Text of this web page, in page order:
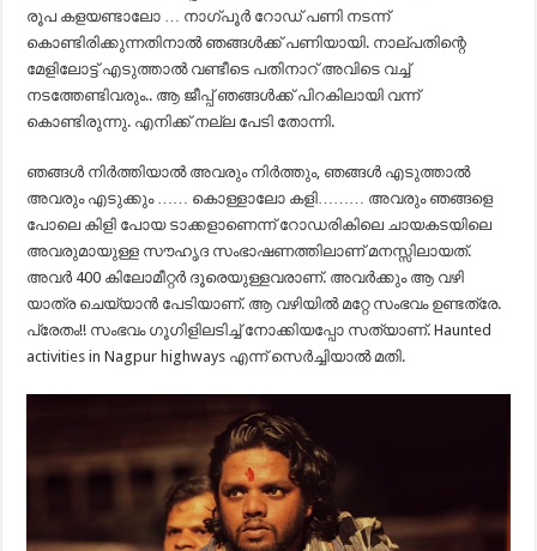
രൂപ കളയണ്ടാലോ … നാഗ്പൂർ റോഡ് പണി നടന്ന്
കൊണ്ടിരിക്കുന്നതിനാൽ ഞങ്ങൾക്ക് പണിയായി. നാല്പതിന്റെ
മേളിലോട്ട് എടുത്താൽ വണ്ടീടെ പതിനാറ് അവിടെ വച്ച്
നടത്തേണ്ടിവരും.. ആ ജീപ്പ് ഞങ്ങൾക്ക് പിറകിലായി വന്ന്
കൊണ്ടിരുന്നു. എനിക്ക് നല്ല പേടി തോന്നി.
ഞങ്ങൾ നിർത്തിയാൽ അവരും നിർത്തും, ഞങ്ങൾ എടുത്താൽ
അവരും എടുക്കും …… കൊള്ളാലോ കളി……… അവരും ഞങ്ങളെ
പോലെ കിളി പോയ ടാക്കളാണെന്ന് റോഡരികിലെ ചായകടയിലെ
അവരുമായുള്ള സൗഹൃദ സംഭാഷണത്തിലാണ് മനസ്സിലായത്.
അവർ 400 കിലോമീറ്റർ ദൂരെയുള്ളവരാണ്. അവർക്കും ആ വഴി
യാത്ര ചെയ്യാൻ പേടിയാണ്. ആ വഴിയിൽ മറ്റേ സംഭവം ഉണ്ടത്രേ.
പ്രേതം!! സംഭവം ഗൂഗിളിലടിച്ച് നോക്കിയപ്പോ സത്യാണ്. Haunted
activities in Nagpur highways എന്ന് സെർച്ചിയാൽ മതി.